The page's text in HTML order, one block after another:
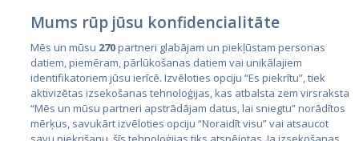
Страны
Эстония
Латвия
Mums rūp jūsu konfidencialitāte
Mēs un mūsu 270partneri glabājam un piekļūstam personas
datiem, piemēram, pārlūkošanas datiem vai unikālajiem
identifikatoriem jūsu ierīcē. Izvēloties opciju “Es piekrītu”, tiek
aktivizētas izsekošanas tehnoloģijas, kas atbalsta zem virsraksta
“Mēs un mūsu partneri apstrādājam datus, lai sniegtu” norādītos
mērķus, savukārt izvēloties opciju “Noraidīt visu” vai atsaucot